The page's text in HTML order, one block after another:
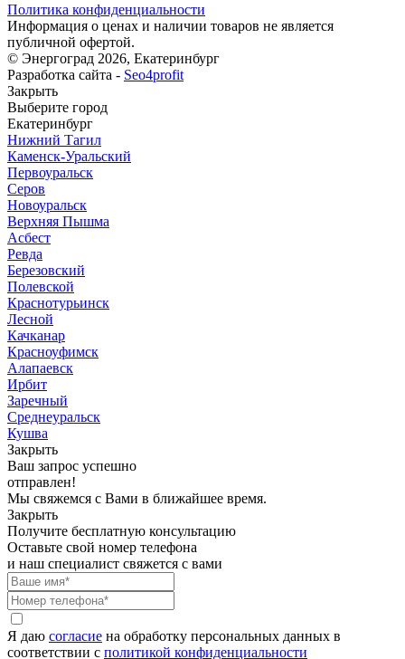
Политика конфиденциальности
Информация о ценах и наличии товаров не является
публичной офертой.
© Энергоград 2026, Екатеринбург
Разработка сайта - Seo4profit
Закрыть
Выберите город
Екатеринбург
Нижний Тагил
Каменск-Уральский
Первоуральск
Серов
Новоуральск
Верхняя Пышма
Асбест
Ревда
Березовский
Полевской
Краснотурьинск
Лесной
Качканар
Красноуфимск
Алапаевск
Ирбит
Заречный
Среднеуральск
Кушва
Закрыть
Ваш запрос успешно
отправлен!
Мы свяжемся с Вами в ближайшее время.
Закрыть
Получите бесплатную консультацию
Оставьте свой номер телефона
и наш специалист свяжется с вами
Я даю согласие на обработку персональных данных в
соответствии с политикой конфиденциальности